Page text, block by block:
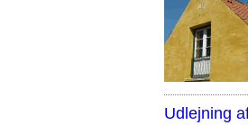
Udlejning